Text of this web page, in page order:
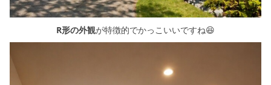
R形の外観が特徴的でかっこいいですね😆